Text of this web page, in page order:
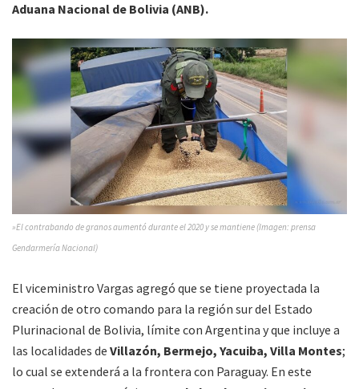
Aduana Nacional de Bolivia (ANB).
»El contrabando de granos aumentó durante el 2020 y se mantiene (Imagen: prensa
Gendarmería Nacional)
El viceministro Vargas agregó que se tiene proyectada la
creación de otro comando para la región sur del Estado
Plurinacional de Bolivia, límite con Argentina y que incluye a
las localidades de Villazón, Bermejo, Yacuiba, Villa Montes;
lo cual se extenderá a la frontera con Paraguay. En este